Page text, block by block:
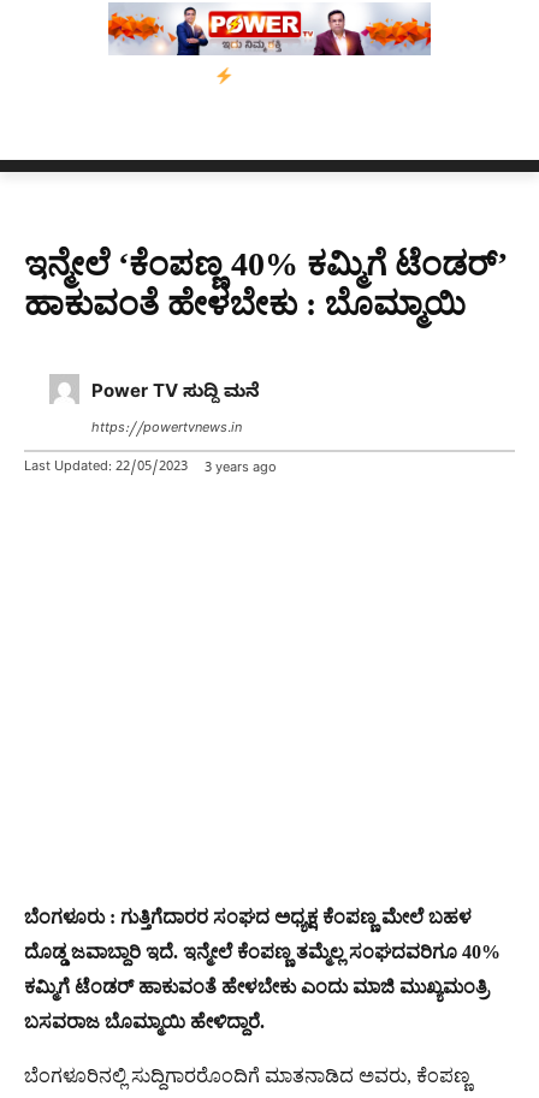
ಬೆಂಗಳೂರಿನಿಂದ ಅಸ್ಸಾಂ ಪ್ರವಾಹ ಸಂತ್ರಸ್ತರಿಗೆ ನೆರವು:
ಇನ್ಮೇಲೆ ‘ಕೆಂಪಣ್ಣ 40% ಕಮ್ಮಿಗೆ ಟೆಂಡರ್’
ಹಾಕುವಂತೆ ಹೇಳಬೇಕು : ಬೊಮ್ಮಾಯಿ
Power TV ಸುದ್ದಿ ಮನೆ
https://powertvnews.in
Last Updated: 22/05/2023 3 years ago
ಬೆಂಗಳೂರು : ಗುತ್ತಿಗೆದಾರರ ಸಂಘದ ಅಧ್ಯಕ್ಷ ಕೆಂಪಣ್ಣ ಮೇಲೆ ಬಹಳ
ದೊಡ್ಡ ಜವಾಬ್ದಾರಿ ಇದೆ. ಇನ್ಮೇಲೆ ಕೆಂಪಣ್ಣ ತಮ್ಮೆಲ್ಲ ಸಂಘದವರಿಗೂ 40%
ಕಮ್ಮಿಗೆ ಟೆಂಡರ್ ಹಾಕುವಂತೆ ಹೇಳಬೇಕು ಎಂದು ಮಾಜಿ ಮುಖ್ಯಮಂತ್ರಿ
ಬಸವರಾಜ ಬೊಮ್ಮಾಯಿ ಹೇಳಿದ್ದಾರೆ.
ಬೆಂಗಳೂರಿನಲ್ಲಿ ಸುದ್ದಿಗಾರರೊಂದಿಗೆ ಮಾತನಾಡಿದ ಅವರು, ಕೆಂಪಣ್ಣ